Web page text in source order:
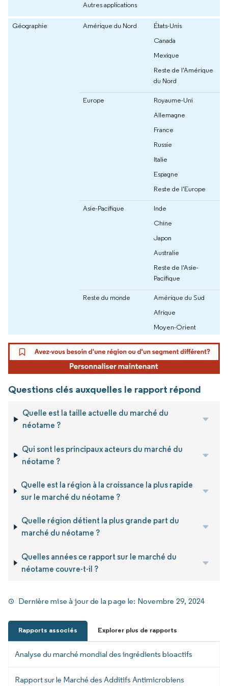
Autres applications
Géographie Amérique du Nord
États-Unis
Canada
Mexique
Reste de l'Amérique
du Nord
Europe
Royaume-Uni
Allemagne
France
Russie
Italie
Espagne
Reste de l'Europe
Asie-Pacifique
Inde
Chine
Japon
Australie
Reste de l'Asie-
Pacifique
Reste du monde
Amérique du Sud
Afrique
Moyen-Orient
Questions clés auxquelles le rapport répond
Quelle est la taille actuelle du marché du
néotame ?
Qui sont les principaux acteurs du marché du
néotame ?
Quelle est la région à la croissance la plus rapide
sur le marché du néotame ?
Quelle région détient la plus grande part du
marché du néotame ?
Quelles années ce rapport sur le marché du
néotame couvre-t-il ?
Dernière mise à jour de la page le: Novembre 29, 2024
Rapports associés Explorer plus de rapports
Analyse du marché mondial des ingrédients bioactifs
Rapport sur le Marché des Additifs Antimicrobiens